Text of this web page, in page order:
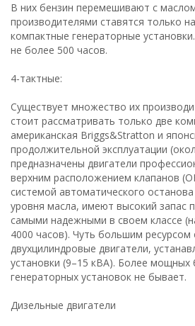
В них бензин перемешивают с
производителями ставятся только
компактные генераторные
не более 500 часов.
4-тактные:
Существует множество их
стоит рассматривать только две
американская Briggs&Stratton и
продолжительной эксплуатации
предназначены двигатели
верхним расположением клапанов
системой автоматического
уровня масла, имеют высокий запас
самыми надежными в своем классе
4000 часов). Чуть большим
двухцилиндровые двигатели,
установки (9–15 кВА). Более мощных
генераторных установок не бывает.
Дизельные двигатели